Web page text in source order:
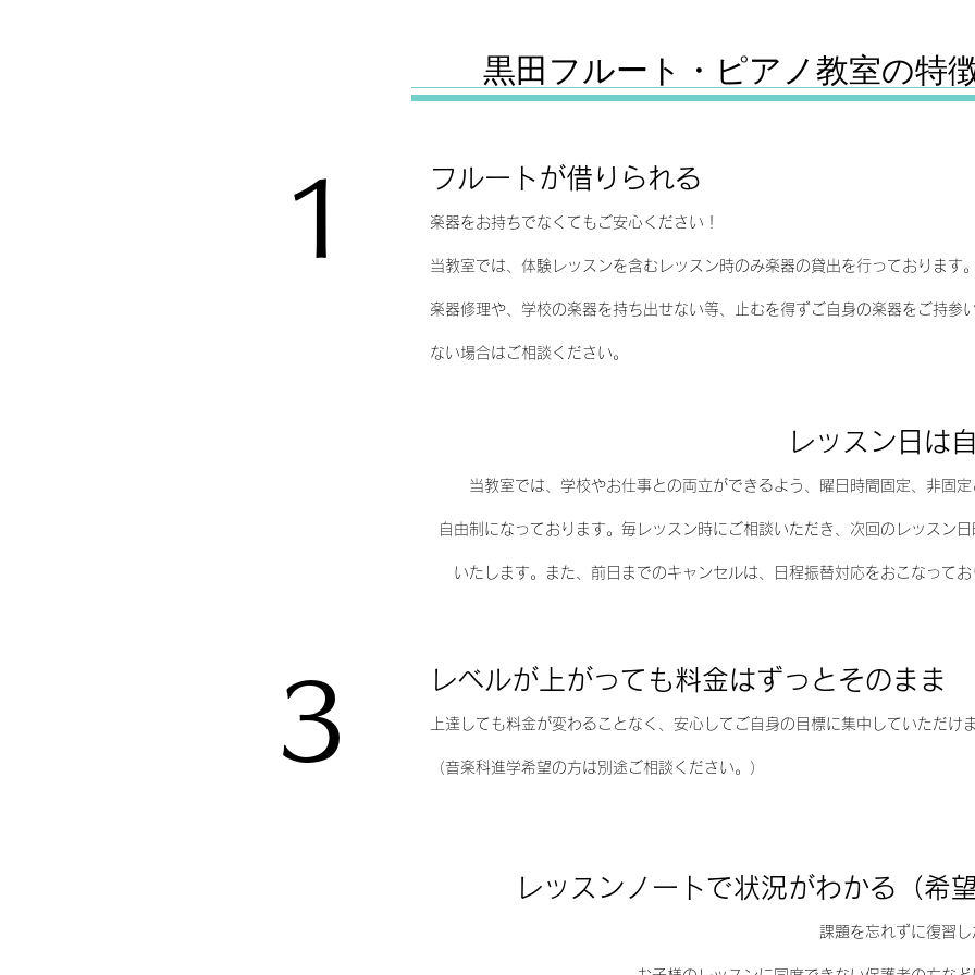
黒田フルート・ピアノ教室の特
1
フルートが借りられる
楽器をお持ちでなくてもご安心ください！​
当教室では、体験レッスンを含むレッスン時のみ楽器の貸出を行っております。
楽器修理や、学校の楽器を持ち出せない等、止むを得ずご自身の楽器をご持参
ない場合はご相談ください。
レッスン日は
当教室では、学校やお仕事との両立ができるよう、曜日時間固定、非固定
自由制になっております。毎レッスン時にご相談いただき、次回のレッスン日
いたします。また、前日までのキャンセルは、日程振替対応をおこなってお
3 レベルが上がっても料金はずっとそのまま
上達しても料金が変わることなく、安心してご自身の目標に集中していただけま
​（音楽科進学希望の方は別途ご相談ください。）
レッスンノートで状況がわかる（希望
課題を忘れずに復習し